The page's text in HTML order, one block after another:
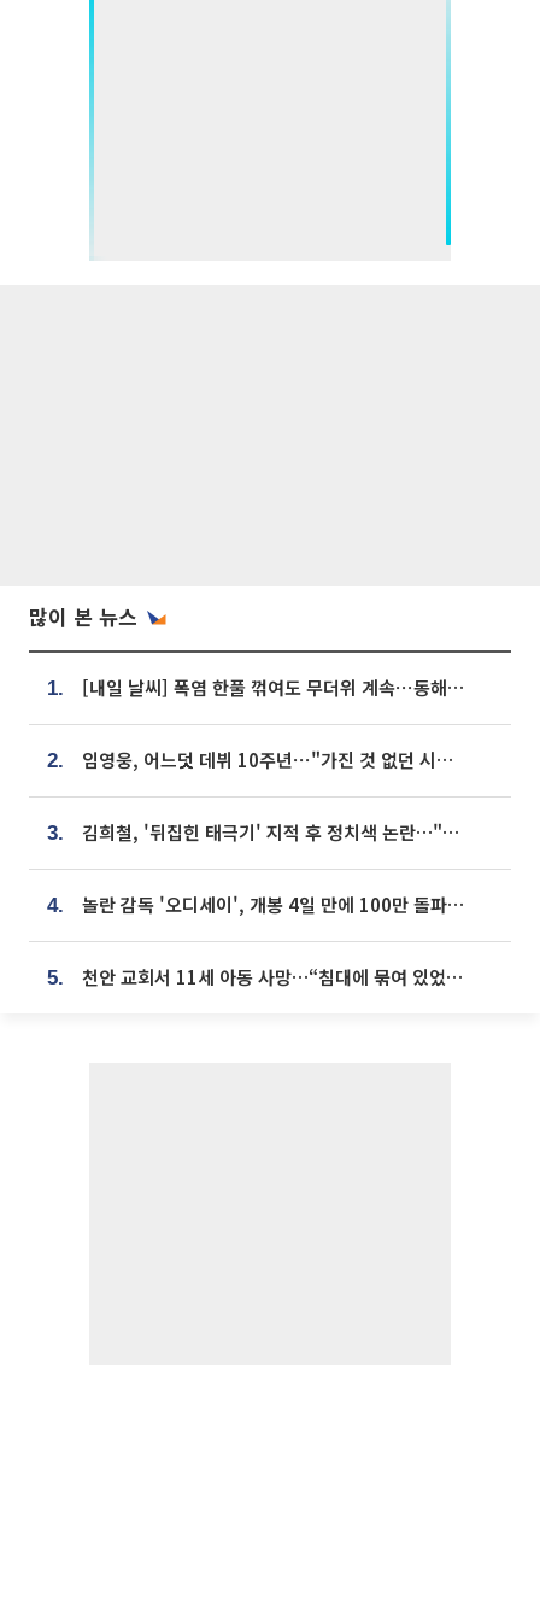
많이 본 뉴스
1. [내일 날씨] 폭염 한풀 꺾여도 무더위 계속⋯동해안 이틀 연속 비
2. 임영웅, 어느덧 데뷔 10주년⋯"가진 것 없던 시절, 내 앞엔 20명의 팬뿐"
3. 김희철, '뒤집힌 태극기' 지적 후 정치색 논란…"좌우 떠나 우리나라 국기"
4. 놀란 감독 '오디세이', 개봉 4일 만에 100만 돌파⋯'왕사남' 보다 빠르다
5. 천안 교회서 11세 아동 사망…“침대에 묶여 있었다” 진술 확보